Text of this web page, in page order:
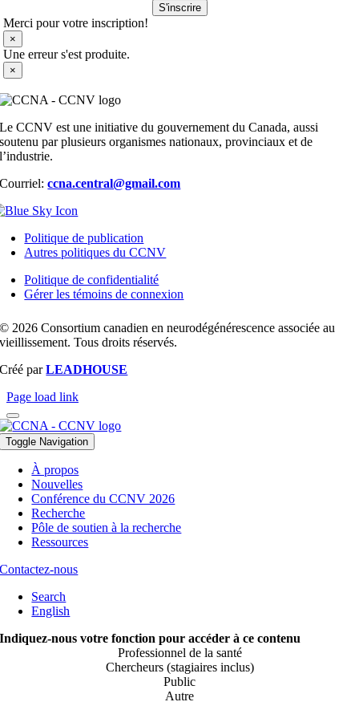
S'inscrire
Merci pour votre inscription!
×
Une erreur s'est produite.
×
Le CCNV est une initiative du gouvernement du Canada, aussi
soutenu par plusieurs organismes nationaux, provinciaux et de
l’industrie.
Courriel:ccna.central@gmail.com
Politique de publication
Autres politiques du CCNV
Politique de confidentialité
Gérer les témoins de connexion
© 2026 Consortium canadien en neurodégénérescence associée au
vieillissement. Tous droits réservés.
Créé parLEADHOUSE
Page load link
Toggle Navigation
À propos
Nouvelles
Conférence du CCNV 2026
Recherche
Pôle de soutien à la recherche
Ressources
Contactez-nous
Search
English
Indiquez-nous votre fonction pour accéder à ce contenu
Professionnel de la santé
Chercheurs (stagiaires inclus)
Public
Autre